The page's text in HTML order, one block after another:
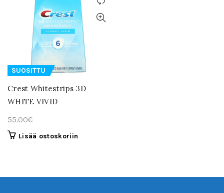
SUOSITTU
Crest Whitestrips 3D
WHITE VIVID
55.00€
Lisää ostoskoriin